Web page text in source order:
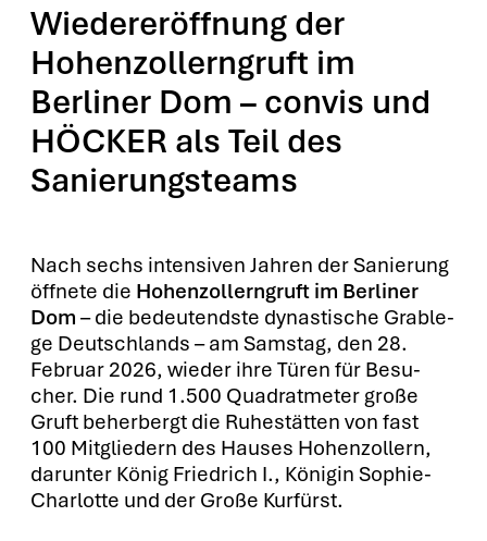
Wiedereröffnung der
Hohenzollerngruft im
Berliner Dom – convis und
HÖCKER als Teil des
Sanierungsteams
Nach sechs inten­si­ven Jah­ren der Sanie­rung
öff­ne­te die Hohen­zol­lern­gruft im Ber­li­ner
Dom – die bedeu­tends­te dynas­ti­sche Grab­le­
ge Deutsch­lands – am Sams­tag, den 28.
Febru­ar 2026, wie­der ihre Türen für Besu­
cher. Die rund 1.500 Qua­drat­me­ter gro­ße
Gruft beher­bergt die Ruhe­stät­ten von fast
100 Mit­glie­dern des Hau­ses Hohen­zol­lern,
dar­un­ter König Fried­rich I., Köni­gin Sophie-
Char­lot­te und der Gro­ße Kur­fürst.